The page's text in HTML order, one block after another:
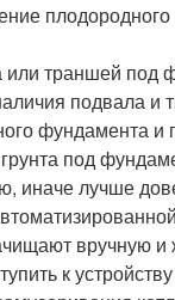
или траншей под
подвала и
фундамента и
под
иначе лучше
вручную и
к